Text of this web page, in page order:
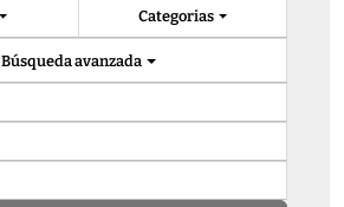
Categorias
Búsqueda avanzada